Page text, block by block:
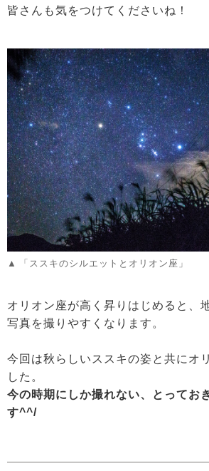
皆さんも気をつけてくださいね！
「ススキのシルエットとオリオン座」
オリオン座が高く昇りはじめると、
写真を撮りやすくなります。
今回は秋らしいススキの姿と共にオ
した。
今の時期にしか撮れない、とってお
す^^/